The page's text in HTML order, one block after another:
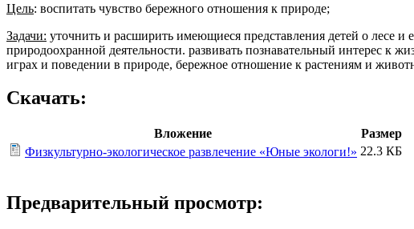
Цель: воспитать чувство бережного отношения к природе;
Задачи: уточнить и расширить имеющиеся представления детей о лесе и
природоохранной деятельности. развивать познавательный интерес к
играх и поведении в природе, бережное отношение к растениям и
Скачать:
Вложение
Размер
Физкультурно-экологическое развлечение «Юные экологи!» 22.3 КБ
Предварительный просмотр: